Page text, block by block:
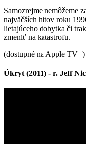
Samozrejme nemôžeme
najväčších hitov roku
lietajúceho dobytka či
zmeniť na katastrofu.
(dostupné na Apple TV+)
Úkryt (2011) - r. Jeff